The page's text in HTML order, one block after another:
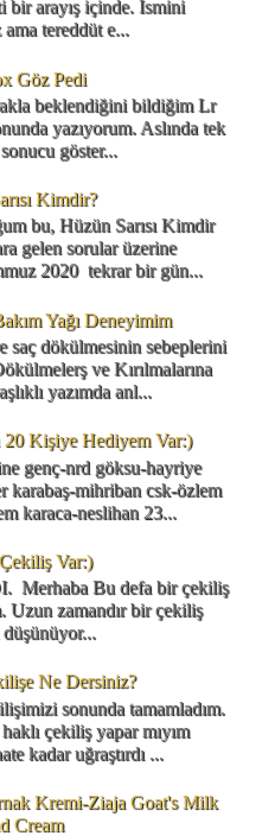
bir arayış içinde. İsmini
tereddüt e...
Göz Pedi
beklendiğini bildiğim Lr
yazıyorum. Aslında tek
göster...
Kimdir?
bu, Hüzün Sarısı Kimdir
gelen sorular üzerine
2020 tekrar bir gün...
Yağı Deneyimim
saç dökülmesinin sebeplerini
ve Kırılmalarına
yazımda anl...
20 Kişiye Hediyem Var:)
genç-nrd göksu-hayriye
karabaş-mihriban csk-özlem
karaca-neslihan 23...
Var:)
Bu defa bir çekiliş
Uzun zamandır bir çekiliş
düşünüyor...
Ne Dersiniz?
sonunda tamamladım.
çekiliş yapar mıyım
kadar uğraştırdı ...
Kremi-Ziaja Goat's Milk
Cream